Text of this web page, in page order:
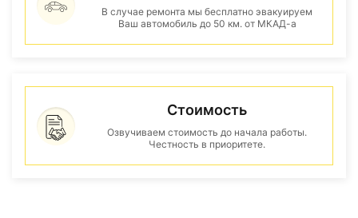
В случае ремонта мы бесплатно эвакуируем
Ваш автомобиль до 50 км. от МКАД-а
Стоимость
Озвучиваем стоимость до начала работы.
Честность в приоритете.